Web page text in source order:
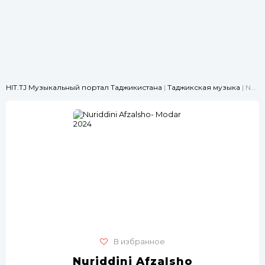
HIT.TJ Музыкальный портал Таджикистана | Таджикская музыка | Nuriddini Afzalsho- Modar 2024
В избранное
Nuriddini Afzalsho